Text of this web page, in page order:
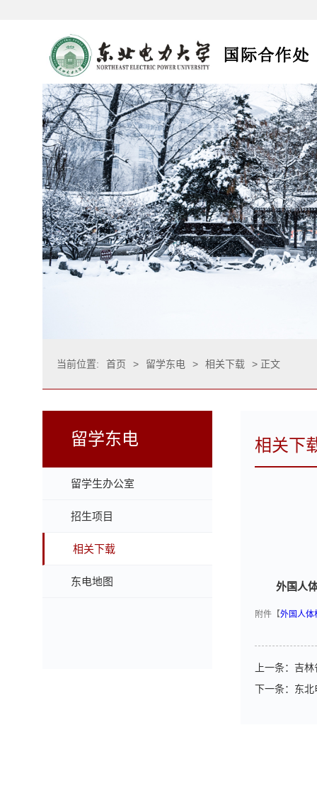
当前位置: 首页 > 留学东电 > 相关下载 > 正文
留学东电
留学生办公室
招生项目
相关下载
东电地图
相关下
外国人
附件【外国人体
上一条： 吉林
下一条： 东北